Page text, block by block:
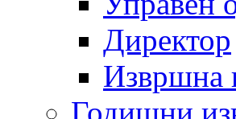
Директор
Извршна
Годишни